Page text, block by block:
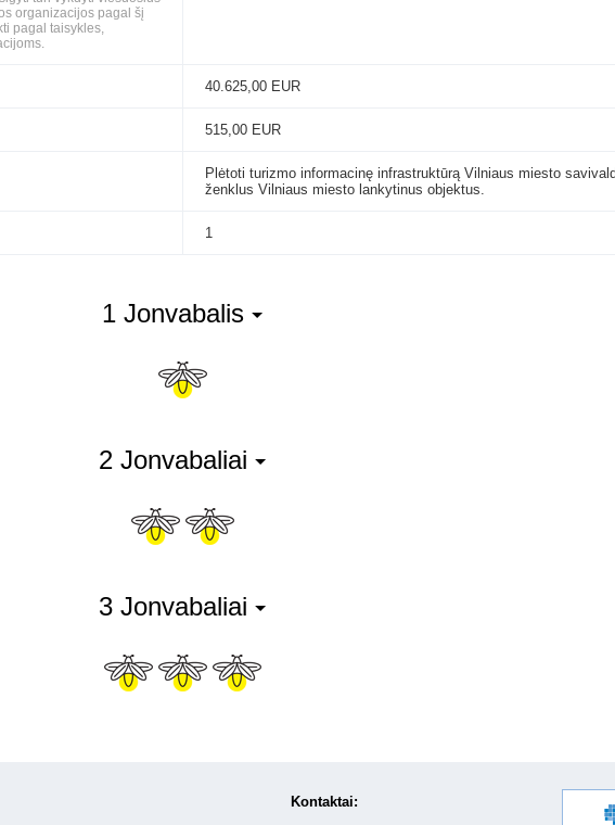
organizacijos pagal šį
pagal taisykles,
40.625,00 EUR
515,00 EUR
Plėtoti turizmo informacinę infrastruktūrą Vilniaus miesto
ženklus Vilniaus miesto lankytinus objektus.
1
1 Jonvabalis
2 Jonvabaliai
3 Jonvabaliai
Kontaktai: